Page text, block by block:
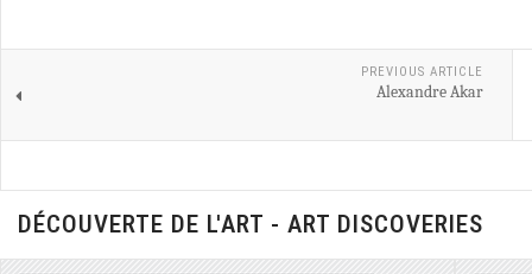
PREVIOUS ARTICLE
Alexandre Akar
DÉCOUVERTE DE L'ART - ART DISCOVERIES